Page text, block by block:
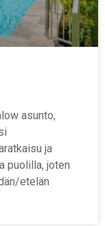
asunto,
ja
puolilla, joten
etelän